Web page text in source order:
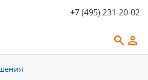
+7 (495) 231-20-02